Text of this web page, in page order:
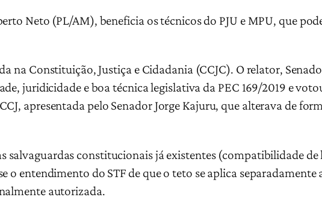
Neto (PL/AM), beneficia os técnicos do PJU e MPU, que
na Constituição, Justiça e Cidadania (CCJC). O relator,
juridicidade e boa técnica legislativa da PEC 169/2019 e
apresentada pelo Senador Jorge Kajuru, que alterava de
salvaguardas constitucionais já existentes (compatibilidade de
entendimento do STF de que o teto se aplica separadamente
autorizada.